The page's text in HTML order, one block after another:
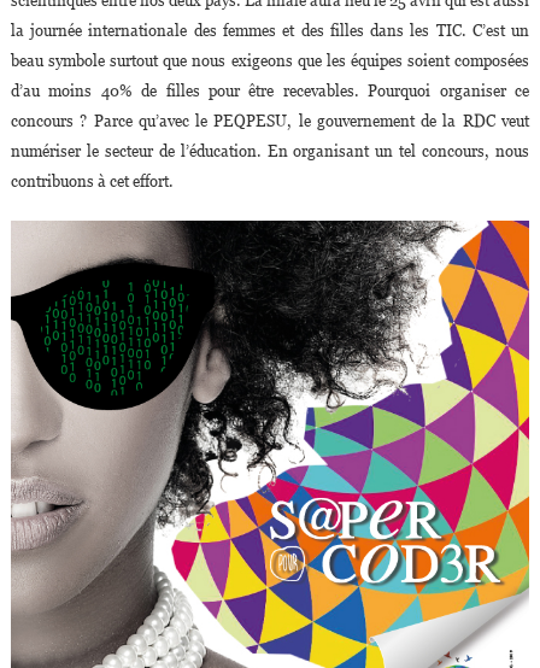
la journée internationale des femmes et des filles dans les TIC. C’est un
beau symbole surtout que nous exigeons que les équipes soient composées
d’au moins 40% de filles pour être recevables. Pourquoi organiser ce
concours ? Parce qu’avec le PEQPESU, le gouvernement de la RDC veut
numériser le secteur de l’éducation. En organisant un tel concours, nous
contribuons à cet effort.